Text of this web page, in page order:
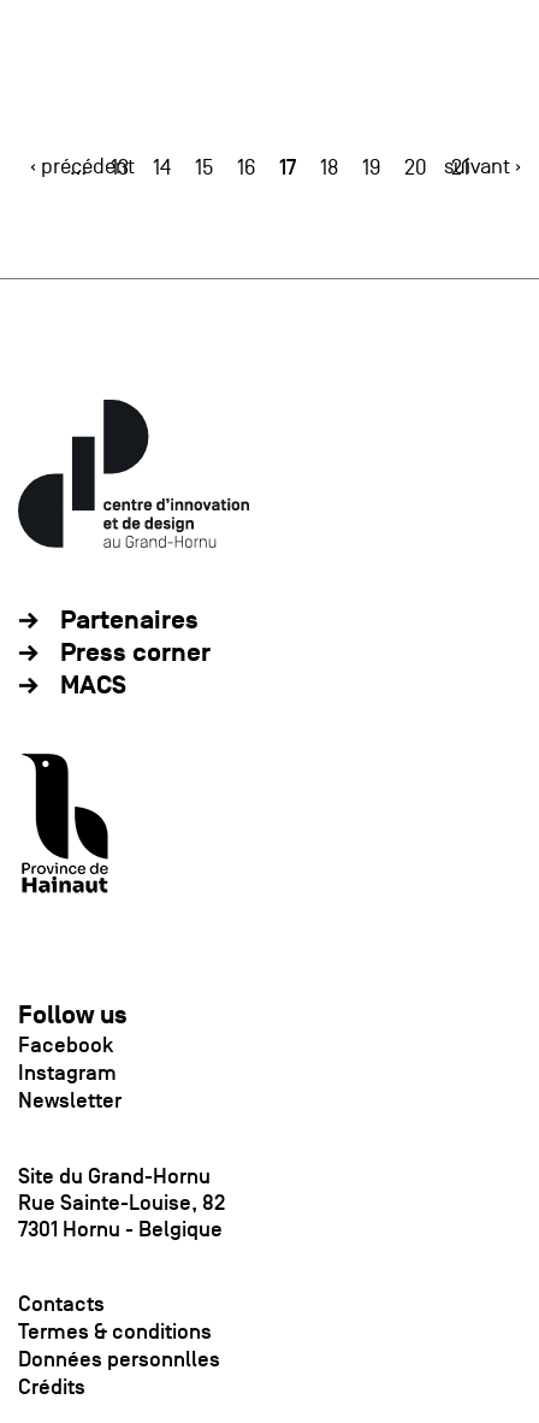
‹ précédent
… 13 14 15 16 17 18 19 20 21
suivant ›
Partenaires
Press corner
MACS
Follow us
Facebook
Instagram
Newsletter
Site du Grand-Hornu
Rue Sainte-Louise, 82
7301 Hornu - Belgique
Contacts
Termes & conditions
Données personnlles
Crédits